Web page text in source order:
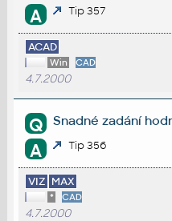
A
Tip 357
ACAD
Win CAD
4.7.2000
Q Snadné zadání
A Tip 356
VIZ MAX
* CAD
4.7.2000